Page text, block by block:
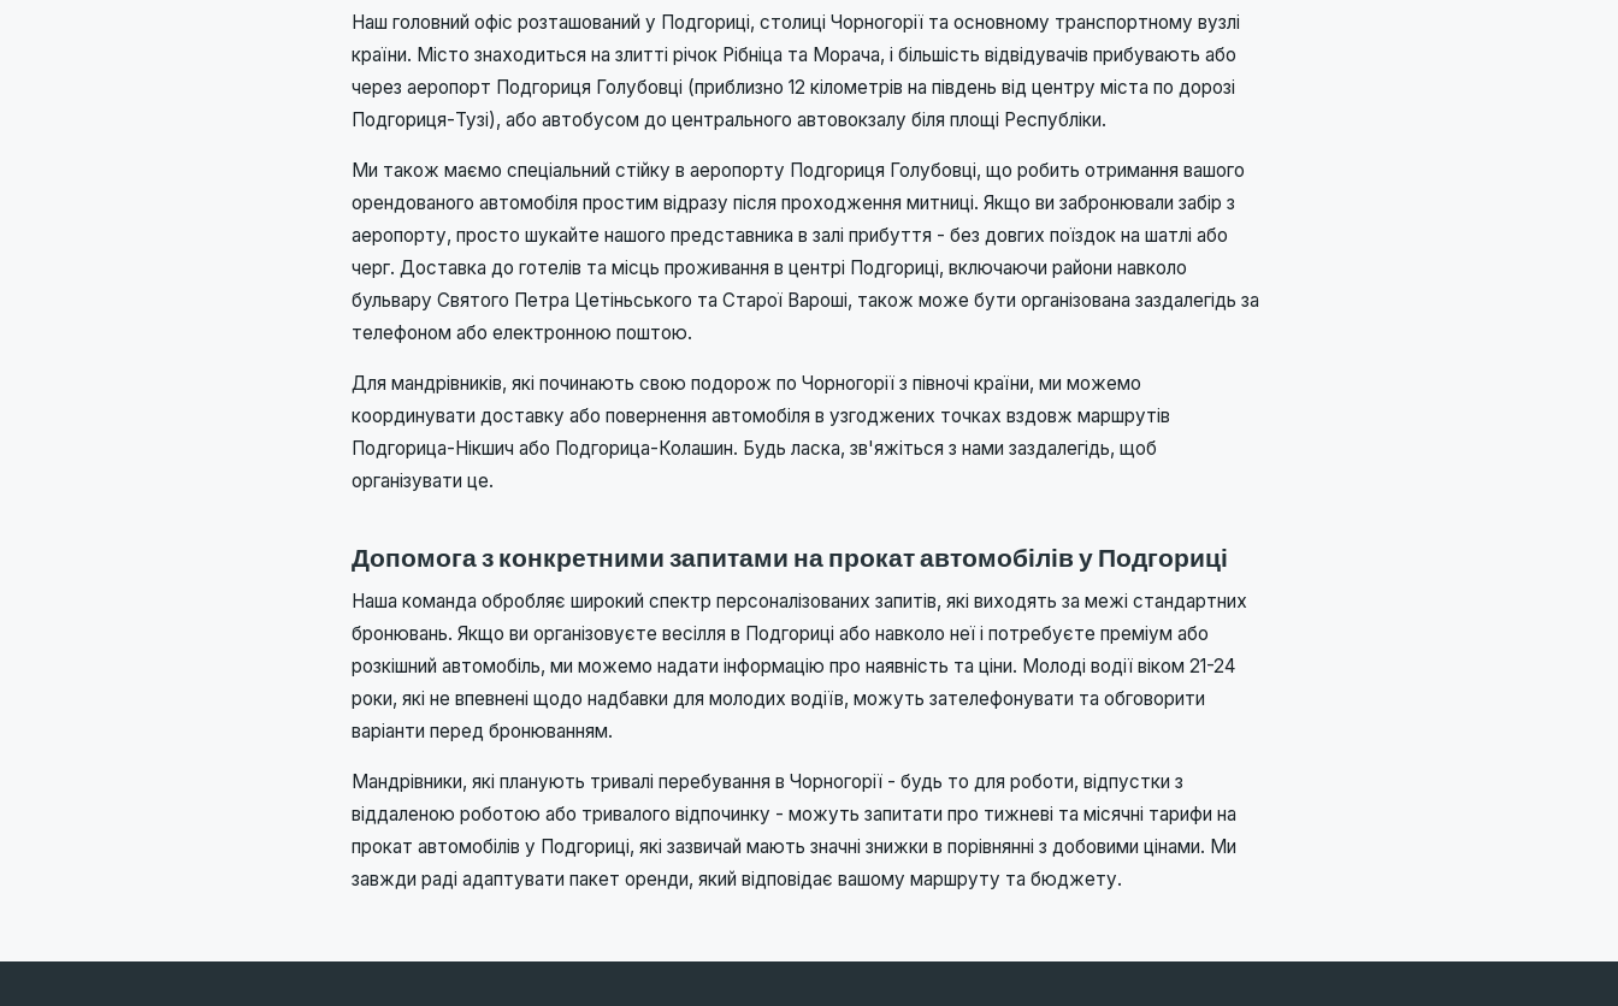
Наш головний офіс розташований у Подгориці, столиці Чорногорії та основному транспортному вузлі
країни. Місто знаходиться на злитті річок Рібніца та Морача, і більшість відвідувачів прибувають або
через аеропорт Подгориця Голубовці (приблизно 12 кілометрів на південь від центру міста по дорозі
Подгориця-Тузі), або автобусом до центрального автовокзалу біля площі Республіки.
Ми також маємо спеціальний стійку в аеропорту Подгориця Голубовці, що робить отримання вашого
орендованого автомобіля простим відразу після проходження митниці. Якщо ви забронювали забір з
аеропорту, просто шукайте нашого представника в залі прибуття - без довгих поїздок на шатлі або
черг. Доставка до готелів та місць проживання в центрі Подгориці, включаючи райони навколо
бульвару Святого Петра Цетіньського та Старої Вароші, також може бути організована заздалегідь за
телефоном або електронною поштою.
Для мандрівників, які починають свою подорож по Чорногорії з півночі країни, ми можемо
координувати доставку або повернення автомобіля в узгоджених точках вздовж маршрутів
Подгорица-Нікшич або Подгорица-Колашин. Будь ласка, зв'яжіться з нами заздалегідь, щоб
організувати це.
Допомога з конкретними запитами на прокат автомобілів у Подгориці
Наша команда обробляє широкий спектр персоналізованих запитів, які виходять за межі стандартних
бронювань. Якщо ви організовуєте весілля в Подгориці або навколо неї і потребуєте преміум або
розкішний автомобіль, ми можемо надати інформацію про наявність та ціни. Молоді водії віком 21-24
роки, які не впевнені щодо надбавки для молодих водіїв, можуть зателефонувати та обговорити
варіанти перед бронюванням.
Мандрівники, які планують тривалі перебування в Чорногорії - будь то для роботи, відпустки з
віддаленою роботою або тривалого відпочинку - можуть запитати про тижневі та місячні тарифи на
прокат автомобілів у Подгориці, які зазвичай мають значні знижки в порівнянні з добовими цінами. Ми
завжди раді адаптувати пакет оренди, який відповідає вашому маршруту та бюджету.